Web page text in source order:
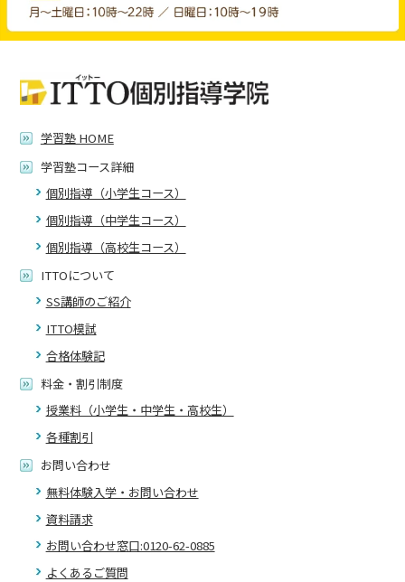
学習塾 HOME
学習塾コース詳細
個別指導（小学生コース）
個別指導（中学生コース）
個別指導（高校生コース）
ITTOについて
SS講師のご紹介
ITTO模試
合格体験記
料金・割引制度
授業料（小学生・中学生・高校生）
各種割引
お問い合わせ
無料体験入学・お問い合わせ
資料請求
お問い合わせ窓口:0120-62-0885
よくあるご質問